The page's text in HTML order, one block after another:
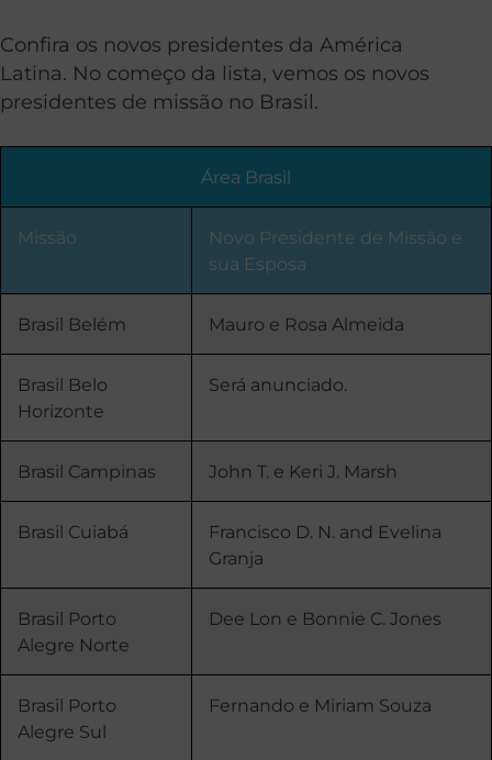
Confira os novos presidentes da América
Latina. No começo da lista, vemos os novos
presidentes de missão no Brasil.
Área Brasil
Missão
Novo Presidente de Missão e
sua Esposa
Brasil Belém Mauro e Rosa Almeida
Brasil Belo
Horizonte
Será anunciado.
Brasil Campinas John T. e Keri J. Marsh
Brasil Cuiabá
Francisco D. N. and Evelina
Granja
Brasil Porto
Alegre Norte
Dee Lon e Bonnie C. Jones
Brasil Porto
Alegre Sul
Fernando e Miriam Souza